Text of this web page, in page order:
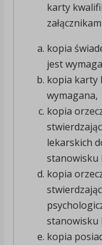
karty
kopia
jest
kopia karty
wymagana,
kopia
lekarskich
stanowisku
kopia
stanowisku
kopia